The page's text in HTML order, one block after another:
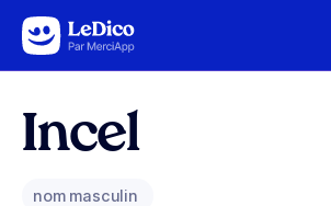
Aller au contenu
Incel
nom masculin